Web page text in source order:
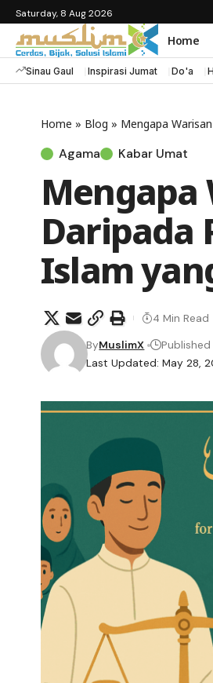
Saturday, 8 Aug 2026
Home
Sinau Gaul Inspirasi Jumat Do'a
Home » Blog » Mengapa
Agama Kabar Umat
Mengapa
Daripada
Islam
Last Updated: May 28,
ByMuslimX
4 Min Read